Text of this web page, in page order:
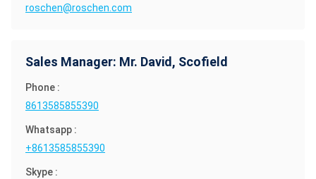
roschen@roschen.com
Sales Manager: Mr. David, Scofield
Phone :
8613585855390
Whatsapp :
+8613585855390
Skype :